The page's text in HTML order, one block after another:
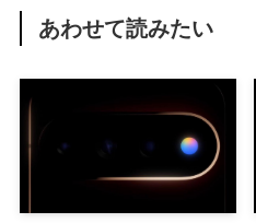
あわせて読みたい